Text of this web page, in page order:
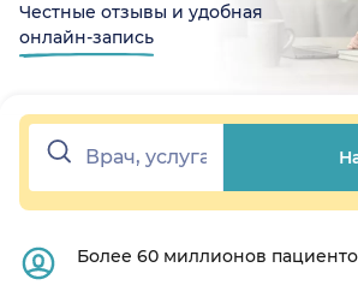
Честные отзывы и удобная
онлайн-запись
Более 60 миллионов